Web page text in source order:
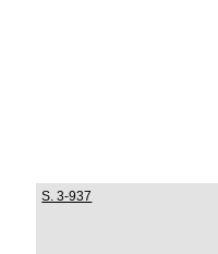
S. 3-937